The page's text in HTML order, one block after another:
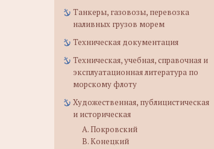
Танкеры, газовозы, перевозка
наливных грузов морем
Техническая документация
Техническая, учебная, справочная и
эксплуатационная литература по
морскому флоту
Художественная, публицистическая
и историческая
А. Покровский
В. Конецкий